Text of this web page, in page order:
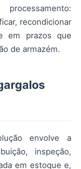
recondicionar
em prazos que
de armazém.
envolve a
inspeção,
em estoque e,